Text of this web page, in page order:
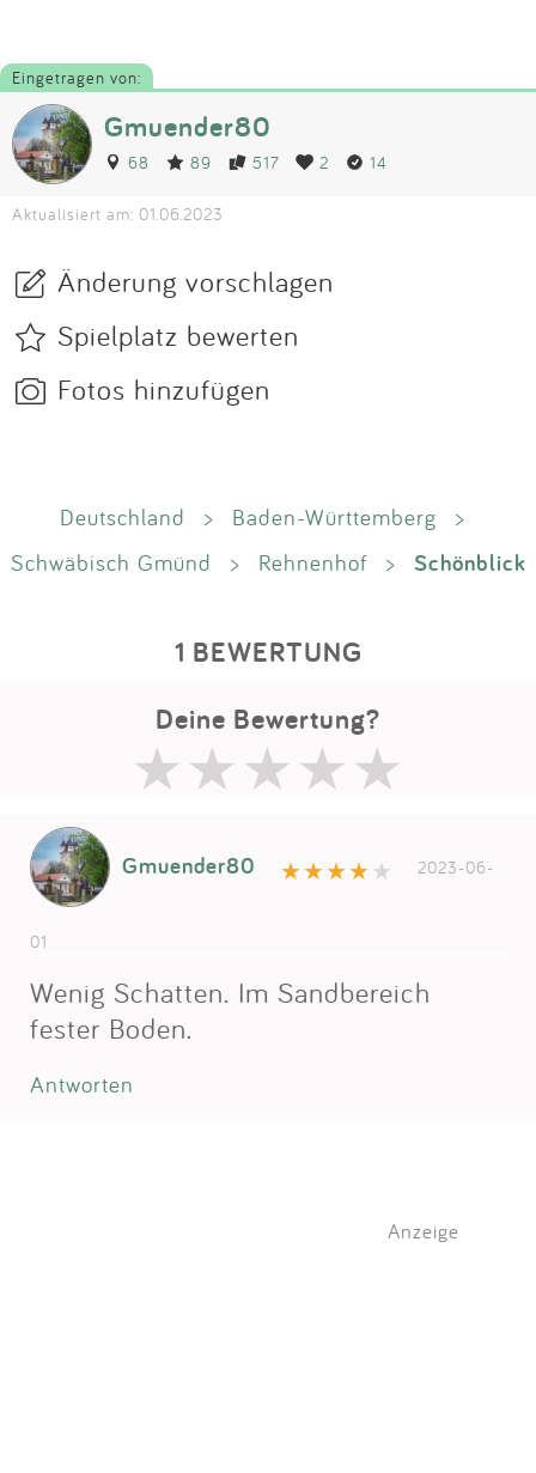
Eingetragen von:
Gmuender80
68 89 517 2 14
Aktualisiert am: 01.06.2023
Änderung vorschlagen
Spielplatz bewerten
Fotos hinzufügen
Deutschland > Baden-Württemberg
>
Schwäbisch Gmünd
> Rehnenhof > Schönblick
1 BEWERTUNG
Deine Bewertung?
Gmuender80 2023-06-
01
Wenig Schatten. Im Sandbereich
fester Boden.
Antworten
Anzeige